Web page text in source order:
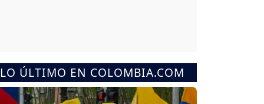
LO ÚLTIMO EN COLOMBIA.COM